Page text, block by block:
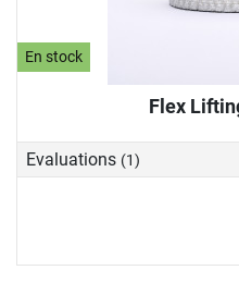
En stock
Flex
Evaluations (1)